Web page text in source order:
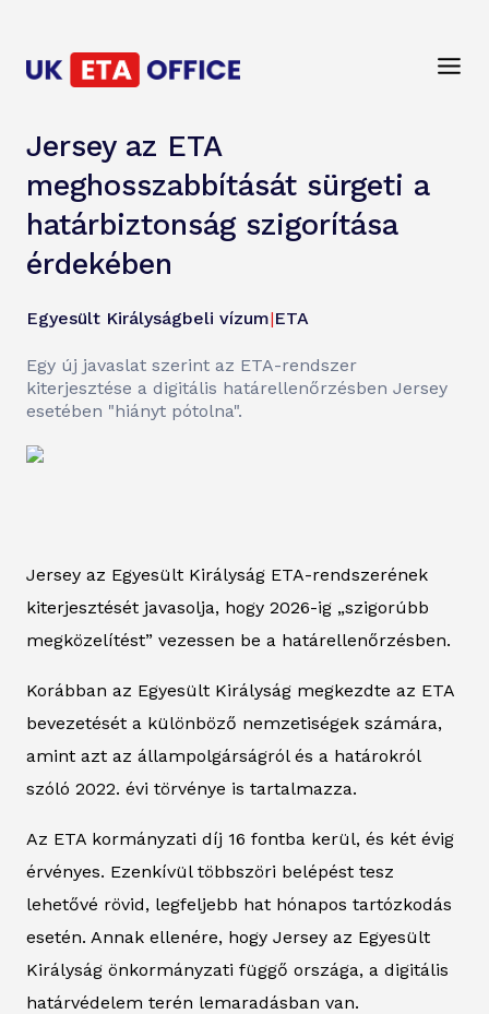
Jersey az ETA
meghosszabbítását sürgeti a
határbiztonság szigorítása
érdekében
Egyesült Királyságbeli vízum|ETA
Egy új javaslat szerint az ETA-rendszer
kiterjesztése a digitális határellenőrzésben Jersey
esetében "hiányt pótolna".
Jersey az Egyesült Királyság ETA-rendszerének
kiterjesztését javasolja, hogy 2026-ig „szigorúbb
megközelítést” vezessen be a határellenőrzésben.
Korábban az Egyesült Királyság megkezdte az ETA
bevezetését a különböző nemzetiségek számára,
amint azt az állampolgárságról és a határokról
szóló 2022. évi törvénye is tartalmazza.
Az ETA kormányzati díj 16 fontba kerül, és két évig
érvényes. Ezenkívül többszöri belépést tesz
lehetővé rövid, legfeljebb hat hónapos tartózkodás
esetén. Annak ellenére, hogy Jersey az Egyesült
Királyság önkormányzati függő országa, a digitális
határvédelem terén lemaradásban van.